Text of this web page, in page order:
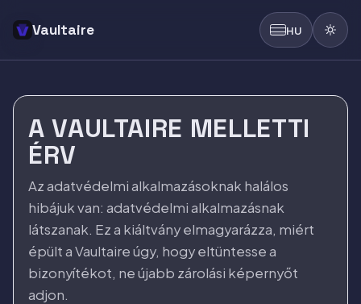
Vaultaire HU
A VAULTAIRE MELLETTI
ÉRV
Az adatvédelmi alkalmazásoknak halálos
hibájuk van: adatvédelmi alkalmazásnak
látszanak. Ez a kiáltvány elmagyarázza, miért
épült a Vaultaire úgy, hogy eltüntesse a
bizonyítékot, ne újabb zárolási képernyőt
adjon.